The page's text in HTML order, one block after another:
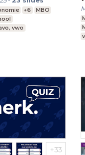
+6
MBO
vwo